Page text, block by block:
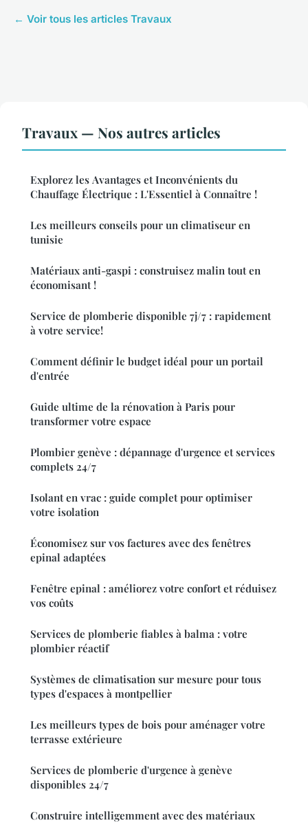
← Voir tous les articles Travaux
Travaux — Nos autres articles
Explorez les Avantages et Inconvénients du
Chauffage Électrique : L'Essentiel à Connaître !
Les meilleurs conseils pour un climatiseur en
tunisie
Matériaux anti-gaspi : construisez malin tout en
économisant !
Service de plomberie disponible 7j/7 : rapidement
à votre service!
Comment définir le budget idéal pour un portail
d'entrée
Guide ultime de la rénovation à Paris pour
transformer votre espace
Plombier genève : dépannage d'urgence et services
complets 24/7
Isolant en vrac : guide complet pour optimiser
votre isolation
Économisez sur vos factures avec des fenêtres
epinal adaptées
Fenêtre epinal : améliorez votre confort et réduisez
vos coûts
Services de plomberie fiables à balma : votre
plombier réactif
Systèmes de climatisation sur mesure pour tous
types d'espaces à montpellier
Les meilleurs types de bois pour aménager votre
terrasse extérieure
Services de plomberie d'urgence à genève
disponibles 24/7
Construire intelligemment avec des matériaux